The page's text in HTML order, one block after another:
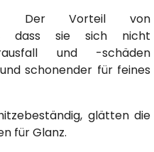
Vorteil von
dass sie sich nicht
und -schäden
schonender für feines
glätten die
für Glanz.